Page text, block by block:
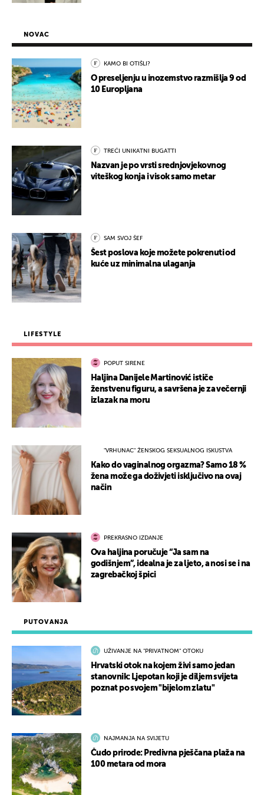
PUTOVANJA
UŽIVANJE NA "PRIVATNOM" OTOKU
Hrvatski otok na kojem živi samo jedan
stanovnik: Ljepotan koji je diljem svijeta
poznat po svojem "bijelom zlatu"
NAJMANJA NA SVIJETU
Čudo prirode: Predivna pješčana plaža na
100 metara od mora
NOVAC
KAMO BI OTIŠLI?
O preseljenju u inozemstvo razmišlja 9 od
10 Europljana
TREĆI UNIKATNI BUGATTI
Nazvan je po vrsti srednjovjekovnog
viteškog konja i visok samo metar
SAM SVOJ ŠEF
Šest poslova koje možete pokrenuti od
kuće uz minimalna ulaganja
LIFESTYLE
POPUT SIRENE
Haljina Danijele Martinović ističe
ženstvenu figuru, a savršena je za večernji
izlazak na moru
"VRHUNAC" ŽENSKOG SEKSUALNOG ISKUSTVA
Kako do vaginalnog orgazma? Samo 18 %
žena može ga doživjeti isključivo na ovaj
način
PREKRASNO IZDANJE
Ova haljina poručuje “Ja sam na
godišnjem”, idealna je za ljeto, a nosi se i na
zagrebačkoj špici